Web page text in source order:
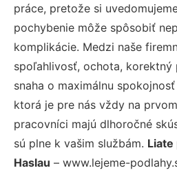
práce, pretože si
pochybenie môže spôsobiť
komplikácie. Medzi naše
spoľahlivosť, ochota, korektný
snaha o maximálnu
ktorá je pre nás vždy na
pracovníci majú dlhoročné
sú plne k vašim službám. Liate
Haslau – www.lejeme-